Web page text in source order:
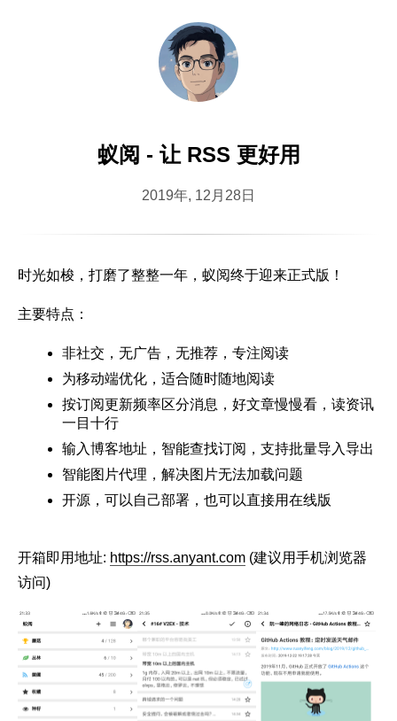
蚁阅 - 让 RSS 更好用
2019年, 12月28日
时光如梭，打磨了整整一年，蚁阅终于迎来正式版！
主要特点：
非社交，无广告，无推荐，专注阅读
为移动端优化，适合随时随地阅读
按订阅更新频率区分消息，好文章慢慢看，读资讯
一目十行
输入博客地址，智能查找订阅，支持批量导入导出
智能图片代理，解决图片无法加载问题
开源，可以自己部署，也可以直接用在线版
开箱即用地址: https://rss.anyant.com (建议用手机浏览器
访问)